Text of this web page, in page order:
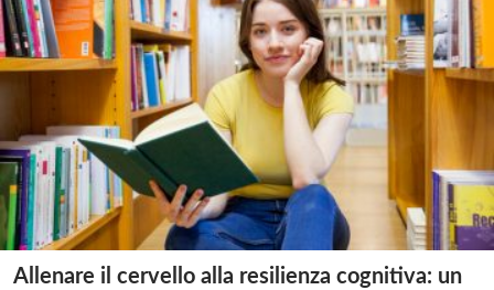
Allenare il cervello alla resilienza cognitiva: un